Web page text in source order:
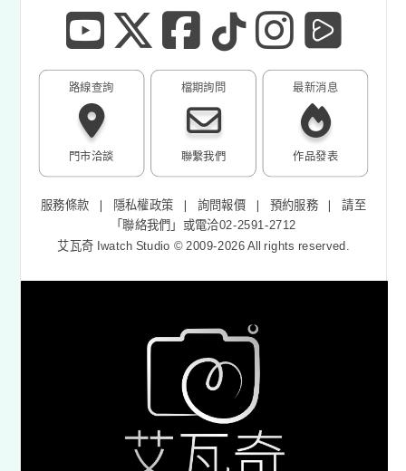
路線查詢
門市洽談
最新消息
作品發表
檔期詢問
聯繫我們
服務條款 ❘ 隱私權政策 ❘詢問報價 ❘預約服務 ❘請至
「聯絡我們 」或電洽02-2591-2712
艾瓦奇 Iwatch Studio © 2009-2026 All rights reserved.